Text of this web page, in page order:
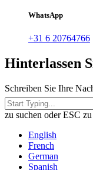
WhatsApp
+31 6 20764766
Hinterlassen
Schreiben Sie Ihre
zu suchen oder ESC
English
French
German
Spanish